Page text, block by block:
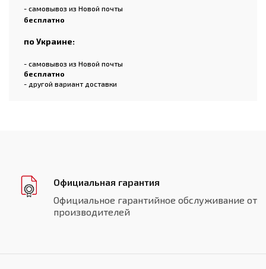
- самовывоз из Новой почты
бесплатно
по Украине:
- самовывоз из Новой почты
бесплатно
- другой вариант доставки
Официальная гарантия
Официальное гарантийное обслуживание от
производителей